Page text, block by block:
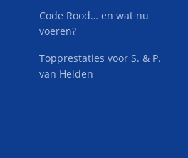
Code Rood… en wat nu
voeren?
Topprestaties voor S. & P.
van Helden